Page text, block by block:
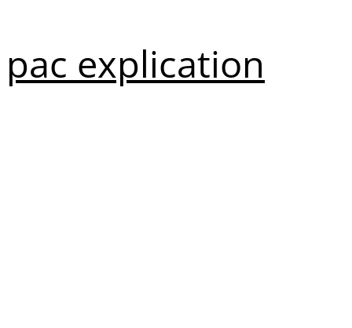
pac explication